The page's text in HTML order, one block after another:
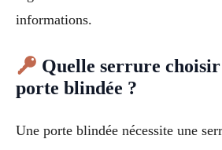
informations.
Quelle serrure
porte blindée ?
Une porte blindée nécessite une